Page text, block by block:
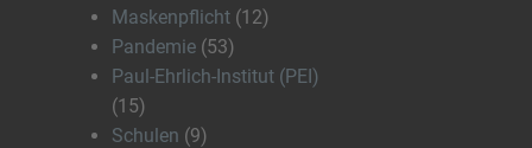
Maskenpflicht (12)
Pandemie (53)
Paul-Ehrlich-Institut (PEI)
(15)
Schulen (9)